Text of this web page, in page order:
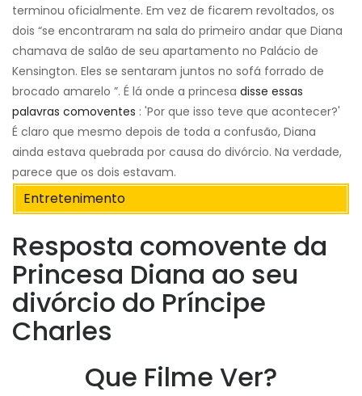
terminou oficialmente. Em vez de ficarem revoltados, os
dois “se encontraram na sala do primeiro andar que Diana
chamava de salão de seu apartamento no Palácio de
Kensington. Eles se sentaram juntos no sofá forrado de
brocado amarelo ”. É lá onde a princesa disse essas
palavras comoventes : 'Por que isso teve que acontecer?'
É claro que mesmo depois de toda a confusão, Diana
ainda estava quebrada por causa do divórcio. Na verdade,
parece que os dois estavam.
Entretenimento
Resposta comovente da
Princesa Diana ao seu
divórcio do Príncipe
Charles
Que Filme Ver?